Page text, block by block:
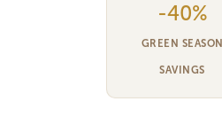
-40%
GREEN SEASON
SAVINGS